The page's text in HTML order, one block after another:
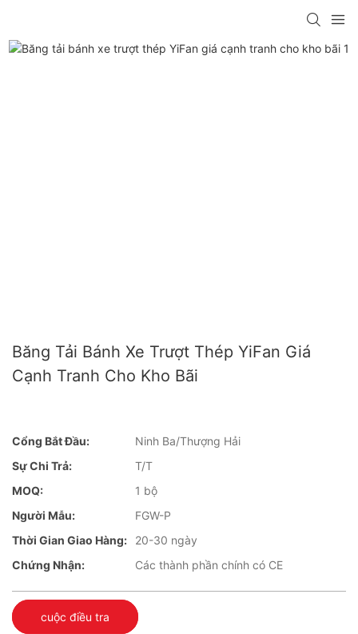
Băng Tải Bánh Xe Trượt Thép YiFan Giá
Cạnh Tranh Cho Kho Bãi
Cổng Bắt Đầu:
Ninh Ba/Thượng Hải
Sự Chi Trả:
T/T
MOQ:
1 bộ
Người Mẫu:
FGW-P
Thời Gian Giao Hàng:
20-30 ngày
Chứng Nhận:
Các thành phần chính có CE
cuộc điều tra